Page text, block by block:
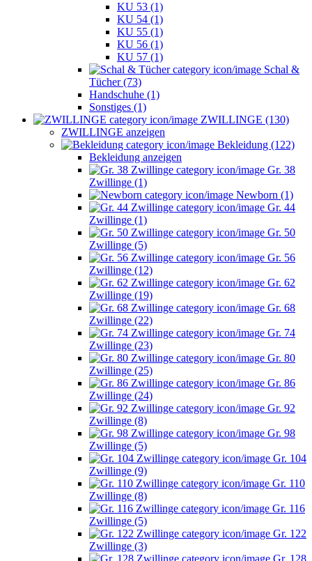
KU 53 (1)
KU 54 (1)
KU 55 (1)
KU 56 (1)
KU 57 (1)
Schal &
Tücher (73)
Handschuhe (1)
Sonstiges (1)
ZWILLINGE (130)
ZWILLINGE anzeigen
Bekleidung (122)
Bekleidung anzeigen
Gr. 38
Zwillinge (1)
Newborn (1)
Gr. 44
Zwillinge (1)
Gr. 50
Zwillinge (5)
Gr. 56
Zwillinge (12)
Gr. 62
Zwillinge (19)
Gr. 68
Zwillinge (22)
Gr. 74
Zwillinge (23)
Gr. 80
Zwillinge (25)
Gr. 86
Zwillinge (24)
Gr. 92
Zwillinge (8)
Gr. 98
Zwillinge (5)
Gr. 104
Zwillinge (9)
Gr. 110
Zwillinge (8)
Gr. 116
Zwillinge (5)
Gr. 122
Zwillinge (3)
Gr. 128